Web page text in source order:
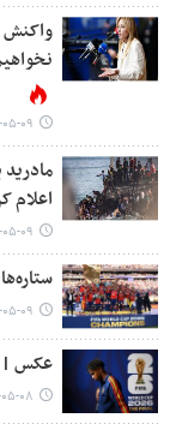
واکنش
۱۴۰۵-
اعلام
۱۴۰۵-
ستاره‌های
۱۴۰۵-
عکس |
۱۴۰۵-